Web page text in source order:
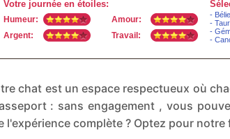
chat est un espace respectueux où
: sans engagement , vous
complète ? Optez pour notre